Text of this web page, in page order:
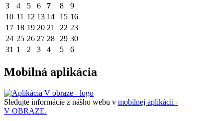
3
4 5 6 7 8
9
10 11 12 13 14 15 16
17 18 19 20 21 22 23
24 25 26 27 28 29 30
31 1 2 3 4 5 6
Mobilná aplikácia
Sledujte informácie z nášho webu v mobilnej aplikácii -
V OBRAZE.